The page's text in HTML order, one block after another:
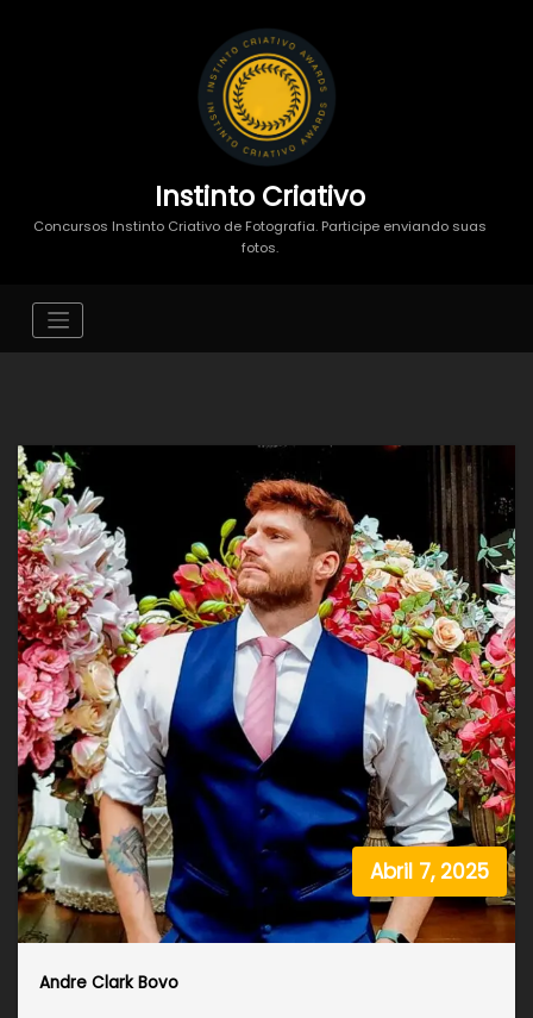
Instinto Criativo
Concursos Instinto Criativo de Fotografia. Participe enviando suas
fotos.
Abril 7, 2025
Andre Clark Bovo